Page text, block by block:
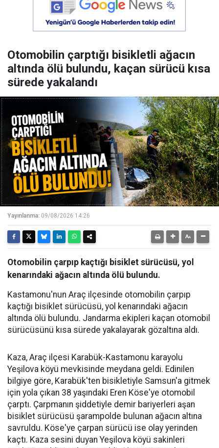
Otomobilin çarptığı bisikletli ağacın
altında ölü bulundu, kaçan sürücü kısa
sürede yakalandı
Yayınlanma: 09/08/2026 14:26
Otomobilin çarpıp kaçtığı bisiklet sürücüsü, yol
kenarındaki ağacın altında ölü bulundu.
Kastamonu'nun Araç ilçesinde otomobilin çarpıp
kaçtığı bisiklet sürücüsü, yol kenarındaki ağacın
altında ölü bulundu. Jandarma ekipleri kaçan otomobil
sürücüsünü kısa sürede yakalayarak gözaltına aldı.
Kaza, Araç ilçesi Karabük-Kastamonu karayolu
Yeşilova köyü mevkisinde meydana geldi. Edinilen
bilgiye göre, Karabük'ten bisikletiyle Samsun'a gitmek
için yola çıkan 38 yaşındaki Eren Köse'ye otomobil
çarptı. Çarpmanın şiddetiyle demir bariyerleri aşan
bisiklet sürücüsü şarampolde bulunan ağacın altına
savruldu. Köse'ye çarpan sürücü ise olay yerinden
kaçtı. Kaza sesini duyan Yeşilova köyü sakinleri